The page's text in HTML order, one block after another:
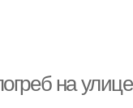
на